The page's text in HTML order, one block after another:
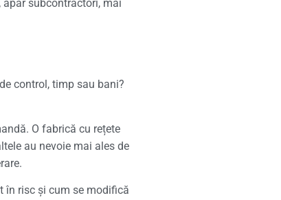
subcontractori, mai
control, timp sau bani?
O fabrică cu rețete
au nevoie mai ales de
în risc și cum se modifică